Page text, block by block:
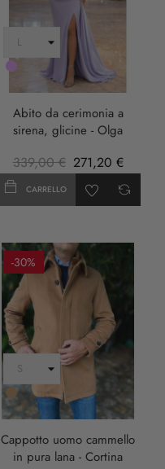
LILLA
Abito da cerimonia a
sirena, glicine - Olga
339,00 € 271,20 €
CARRELLO
-30%
Cammello
Cappotto uomo cammello
in pura lana - Cortina